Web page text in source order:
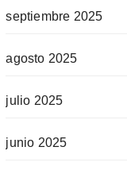
septiembre 2025
agosto 2025
julio 2025
junio 2025